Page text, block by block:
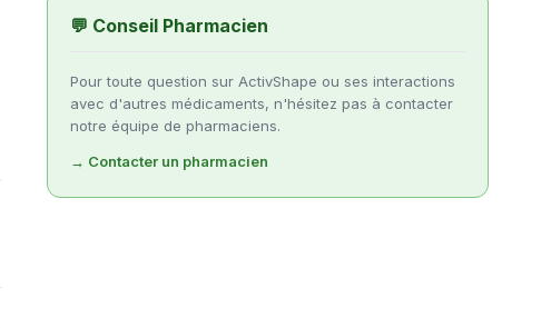
💬 Conseil Pharmacien
Pour toute question sur ActivShape ou ses interactions
avec d'autres médicaments, n'hésitez pas à contacter
notre équipe de pharmaciens.
→ Contacter un pharmacien